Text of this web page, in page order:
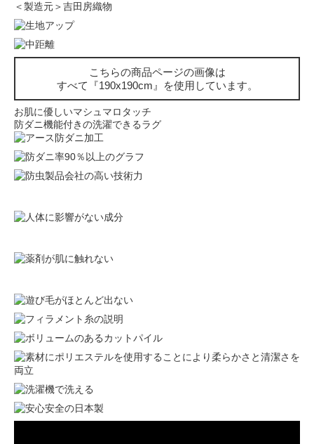
＜製造元＞吉田房織物
こちらの商品ページの画像は
すべて『190x190cm』を使用しています。
お肌に優しいマシュマロタッチ
防ダニ機能付きの洗濯できるラグ